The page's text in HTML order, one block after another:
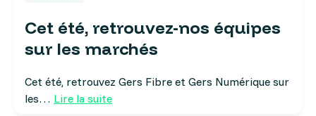
Cet été, retrouvez-nos équipes
sur les marchés
Cet été, retrouvez Gers Fibre et Gers Numérique sur
les… Lire la suite